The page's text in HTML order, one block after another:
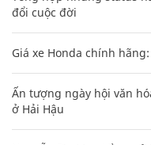
đổi cuộc đời
Giá xe Honda chính
Ấn tượng ngày hội văn
ở Hải Hậu